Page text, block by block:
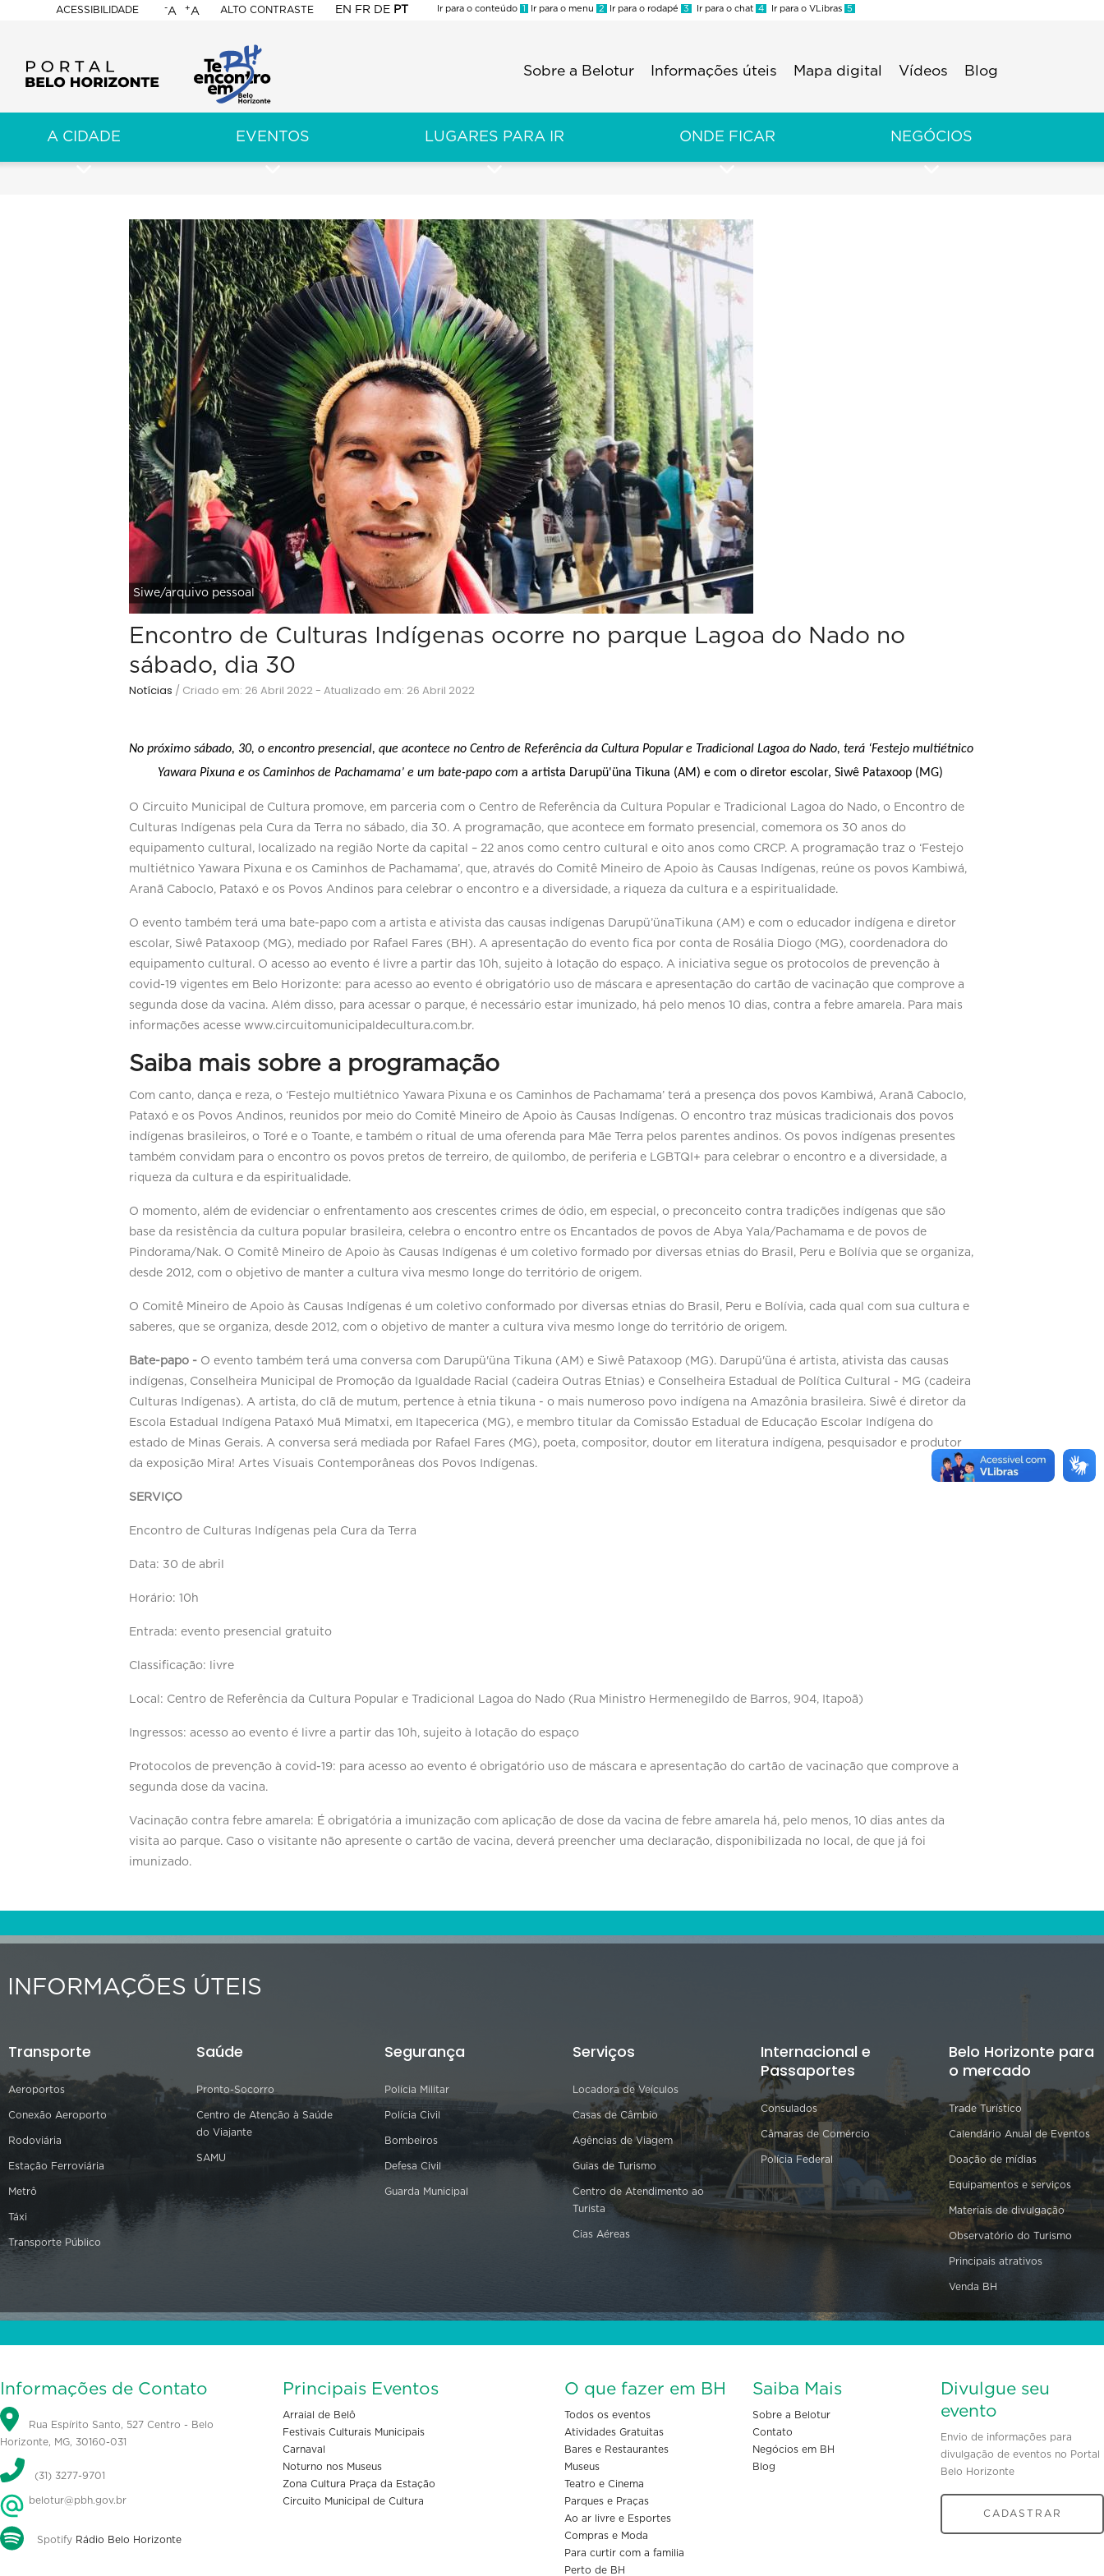
ACESSIBILIDADE
BELO
HORIZONTE
-A +A ALTO CONTRASTE EN FR DE PT
Ir para o conteúdo 1 Ir para o menu 2 Ir para o rodapé 3 Ir para o chat 4 Ir para o VLibras 5
Sobre a Belotur Informações úteis Mapa digital Vídeos Blog
A CIDADE EVENTOS LUGARES PARA IR ONDE FICAR NEGÓCIOS
Siwe/arquivo pessoal
Encontro de Culturas Indígenas ocorre no parque Lagoa do Nado no
sábado, dia 30
Notícias / Criado em: 26 Abril 2022 - Atualizado em: 26 Abril 2022
No próximo sábado, 30, o encontro presencial, que acontece no Centro de Referência da Cultura Popular e Tradicional Lagoa do Nado, terá ‘Festejo multiétnico
Yawara Pixuna e os Caminhos de Pachamama’ e um bate-papo com a artista Darupü'üna Tikuna (AM) e com o diretor escolar, Siwê Pataxoop (MG)
O Circuito Municipal de Cultura promove, em parceria com o Centro de Referência da Cultura Popular e Tradicional Lagoa do Nado, o Encontro de
Culturas Indígenas pela Cura da Terra no sábado, dia 30. A programação, que acontece em formato presencial, comemora os 30 anos do
equipamento cultural, localizado na região Norte da capital – 22 anos como centro cultural e oito anos como CRCP. A programação traz o ‘Festejo
multiétnico Yawara Pixuna e os Caminhos de Pachamama’, que, através do Comitê Mineiro de Apoio às Causas Indígenas, reúne os povos Kambiwá,
Aranã Caboclo, Pataxó e os Povos Andinos para celebrar o encontro e a diversidade, a riqueza da cultura e a espiritualidade.
O evento também terá uma bate-papo com a artista e ativista das causas indígenas Darupü’ünaTikuna (AM) e com o educador indígena e diretor
escolar, Siwê Pataxoop (MG), mediado por Rafael Fares (BH). A apresentação do evento fica por conta de Rosália Diogo (MG), coordenadora do
equipamento cultural. O acesso ao evento é livre a partir das 10h, sujeito à lotação do espaço. A iniciativa segue os protocolos de prevenção à
covid-19 vigentes em Belo Horizonte: para acesso ao evento é obrigatório uso de máscara e apresentação do cartão de vacinação que comprove a
segunda dose da vacina. Além disso, para acessar o parque, é necessário estar imunizado, há pelo menos 10 dias, contra a febre amarela. Para mais
informações acesse www.circuitomunicipaldecultura.com.br.
Saiba mais sobre a programação
Com canto, dança e reza, o ‘Festejo multiétnico Yawara Pixuna e os Caminhos de Pachamama’ terá a presença dos povos Kambiwá, Aranã Caboclo,
Pataxó e os Povos Andinos, reunidos por meio do Comitê Mineiro de Apoio às Causas Indígenas. O encontro traz músicas tradicionais dos povos
indígenas brasileiros, o Toré e o Toante, e também o ritual de uma oferenda para Mãe Terra pelos parentes andinos. Os povos indígenas presentes
também convidam para o encontro os povos pretos de terreiro, de quilombo, de periferia e LGBTQI+ para celebrar o encontro e a diversidade, a
riqueza da cultura e da espiritualidade.
O momento, além de evidenciar o enfrentamento aos crescentes crimes de ódio, em especial, o preconceito contra tradições indígenas que são
base da resistência da cultura popular brasileira, celebra o encontro entre os Encantados de povos de Abya Yala/Pachamama e de povos de
Pindorama/Nak. O Comitê Mineiro de Apoio às Causas Indígenas é um coletivo formado por diversas etnias do Brasil, Peru e Bolívia que se organiza,
desde 2012, com o objetivo de manter a cultura viva mesmo longe do território de origem.
O Comitê Mineiro de Apoio às Causas Indígenas é um coletivo conformado por diversas etnias do Brasil, Peru e Bolívia, cada qual com sua cultura e
saberes, que se organiza, desde 2012, com o objetivo de manter a cultura viva mesmo longe do território de origem.
Bate-papo - O evento também terá uma conversa com Darupü'üna Tikuna (AM) e Siwê Pataxoop (MG). Darupü'üna é artista, ativista das causas
indígenas, Conselheira Municipal de Promoção da Igualdade Racial (cadeira Outras Etnias) e Conselheira Estadual de Política Cultural - MG (cadeira
Culturas Indígenas). A artista, do clã de mutum, pertence à etnia tikuna - o mais numeroso povo indígena na Amazônia brasileira. Siwê é diretor da
Escola Estadual Indígena Pataxó Muã Mimatxi, em Itapecerica (MG), e membro titular da Comissão Estadual de Educação Escolar Indígena do
estado de Minas Gerais. A conversa será mediada por Rafael Fares (MG), poeta, compositor, doutor em literatura indígena, pesquisador e produtor
da exposição Mira! Artes Visuais Contemporâneas dos Povos Indígenas.
SERVIÇO
Encontro de Culturas Indígenas pela Cura da Terra
Data: 30 de abril
Horário: 10h
Entrada: evento presencial gratuito
Classificação: livre
Local: Centro de Referência da Cultura Popular e Tradicional Lagoa do Nado (Rua Ministro Hermenegildo de Barros, 904, Itapoã)
Ingressos: acesso ao evento é livre a partir das 10h, sujeito à lotação do espaço
Protocolos de prevenção à covid-19: para acesso ao evento é obrigatório uso de máscara e apresentação do cartão de vacinação que comprove a
segunda dose da vacina.
Vacinação contra febre amarela: É obrigatória a imunização com aplicação de dose da vacina de febre amarela há, pelo menos, 10 dias antes da
visita ao parque. Caso o visitante não apresente o cartão de vacina, deverá preencher uma declaração, disponibilizada no local, de que já foi
imunizado.
INFORMAÇÕES ÚTEIS
Transporte
Aeroportos
Conexão Aeroporto
Rodoviária
Estação Ferroviária
Metrô
Táxi
Transporte Público
Saúde
Pronto-Socorro
Centro de Atenção à Saúde
do Viajante
SAMU
Segurança
Polícia Militar
Polícia Civil
Bombeiros
Defesa Civil
Guarda Municipal
Serviços
Locadora de Veículos
Casas de Câmbio
Agências de Viagem
Guias de Turismo
Centro de Atendimento ao
Turista
Cias Aéreas
Internacional e
Passaportes
Consulados
Câmaras de Comércio
Polícia Federal
Belo Horizonte para
o mercado
Trade Turístico
Calendário Anual de Eventos
Doação de mídias
Equipamentos e serviços
Materiais de divulgação
Observatório do Turismo
Principais atrativos
Venda BH
Informações de Contato
Rua Espírito Santo, 527 Centro - Belo
Horizonte, MG, 30160-031
(31) 3277-9701
belotur@pbh.gov.br
Spotify Rádio Belo Horizonte
Principais Eventos
Arraial de Belô
Festivais Culturais Municipais
Carnaval
Noturno nos Museus
Zona Cultura Praça da Estação
Circuito Municipal de Cultura
O que fazer em BH
Todos os eventos
Atividades Gratuitas
Bares e Restaurantes
Museus
Teatro e Cinema
Parques e Praças
Ao ar livre e Esportes
Compras e Moda
Para curtir com a familia
Perto de BH
Saiba Mais
Sobre a Belotur
Contato
Negócios em BH
Blog
Divulgue seu
evento
Envio de informações para
divulgação de eventos no Portal
Belo Horizonte
CADASTRAR